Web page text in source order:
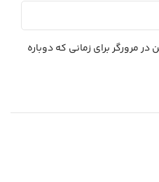
مرورگر برای زمانی که دوباره